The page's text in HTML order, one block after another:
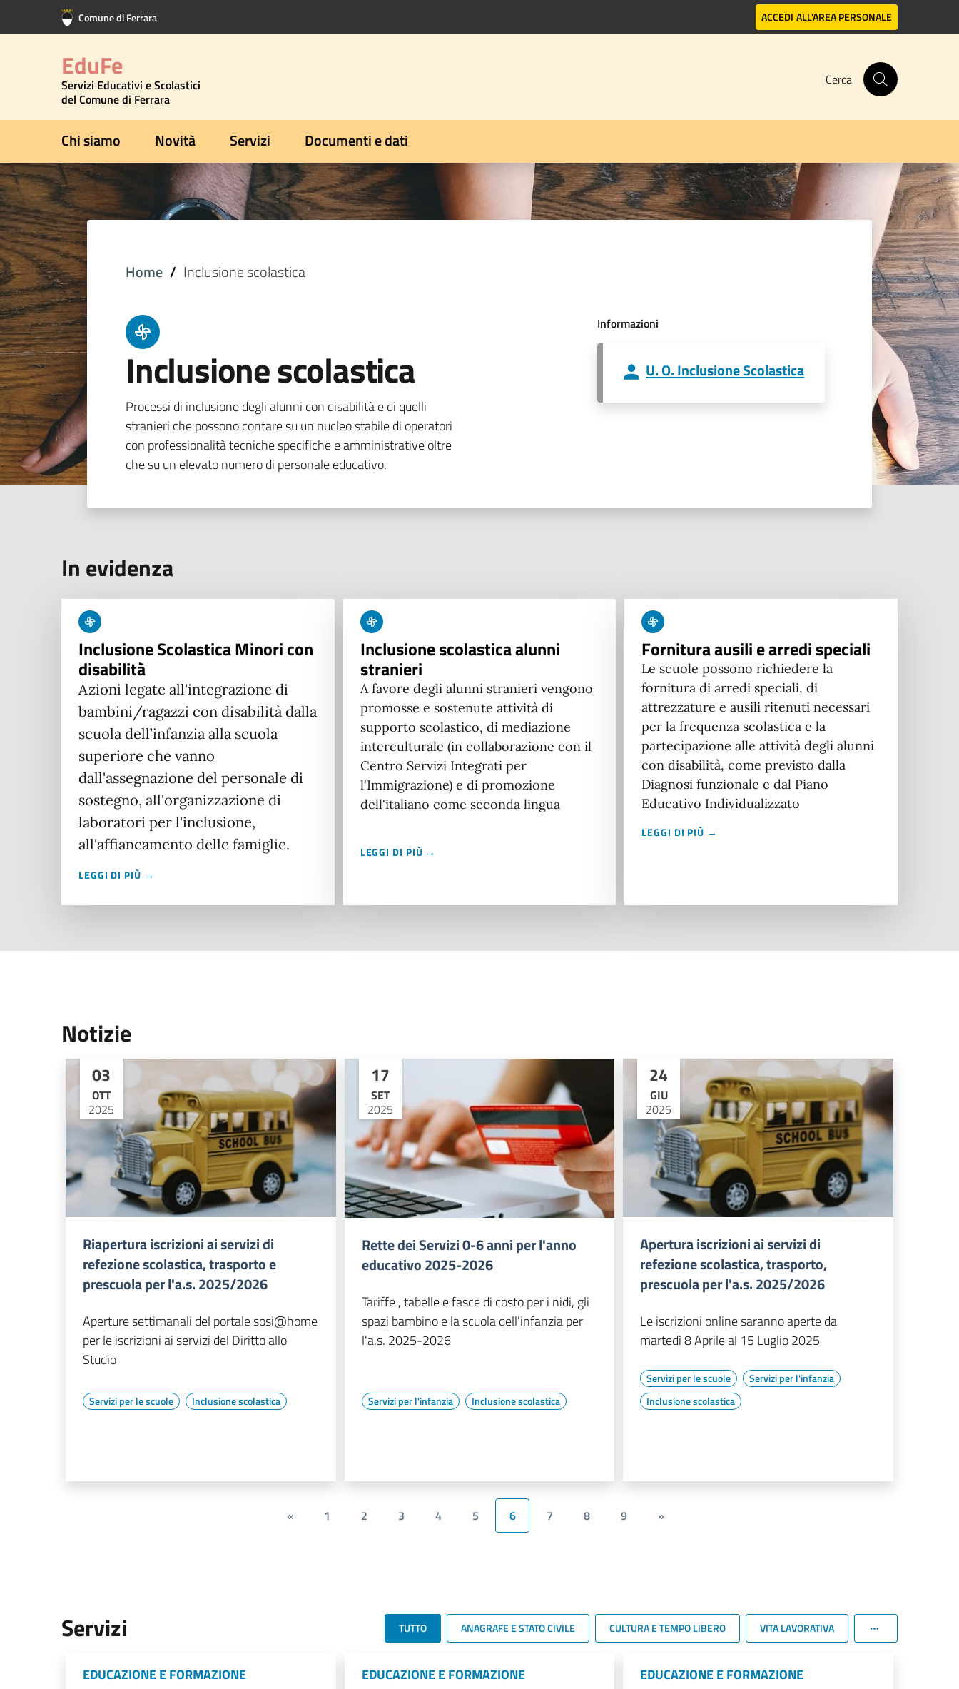
Vai al contenuto principale
Vai al footer Comune di Ferrara ACCEDI ALL'AREA PERSONALE
EduFe
Servizi Educativi e Scolastici
del Comune di Ferrara
Cerca
Chi siamo Novità Servizi Documenti e dati
Home Inclusione scolastica
Inclusione scolastica
Processi di inclusione degli alunni con disabilità e di quelli
stranieri che possono contare su un nucleo stabile di operatori
con professionalità tecniche specifiche e amministrative oltre
che su un elevato numero di personale educativo.
Informazioni
U. O. Inclusione Scolastica
In evidenza
Inclusione Scolastica Minori con
disabilità
Azioni legate all'integrazione di
bambini/ragazzi con disabilità dalla
scuola dell’infanzia alla scuola
superiore che vanno
dall'assegnazione del personale di
sostegno, all'organizzazione di
laboratori per l'inclusione,
all'affiancamento delle famiglie.
LEGGI DI PIÙ →
Inclusione scolastica alunni
stranieri
A favore degli alunni stranieri vengono
promosse e sostenute attività di
supporto scolastico, di mediazione
interculturale (in collaborazione con il
Centro Servizi Integrati per
l'Immigrazione) e di promozione
dell'italiano come seconda lingua
LEGGI DI PIÙ →
Fornitura ausili e arredi speciali
Le scuole possono richiedere la
fornitura di arredi speciali, di
attrezzature e ausili ritenuti necessari
per la frequenza scolastica e la
partecipazione alle attività degli alunni
con disabilità, come previsto dalla
Diagnosi funzionale e dal Piano
Educativo Individualizzato
LEGGI DI PIÙ →
Notizie
03
OTT
2025
Riapertura iscrizioni ai servizi di
refezione scolastica, trasporto e
prescuola per l'a.s. 2025/2026
Aperture settimanali del portale sosi@home
per le iscrizioni ai servizi del Diritto allo
Studio
Servizi per le scuole Inclusione scolastica
17
SET
2025
Rette dei Servizi 0-6 anni per l'anno
educativo 2025-2026
Tariffe , tabelle e fasce di costo per i nidi, gli
spazi bambino e la scuola dell'infanzia per
l'a.s. 2025-2026
Servizi per l'infanzia Inclusione scolastica
24
GIU
2025
Apertura iscrizioni ai servizi di
refezione scolastica, trasporto,
prescuola per l'a.s. 2025/2026
Le iscrizioni online saranno aperte da
martedì 8 Aprile al 15 Luglio 2025
Servizi per le scuole
Servizi per l'infanzia
Inclusione scolastica
« 1 2 3 4 5 6 7 8 9 »
Servizi TUTTO ANAGRAFE E STATO CIVILE CULTURA E TEMPO LIBERO VITA LAVORATIVA
EDUCAZIONE E FORMAZIONE EDUCAZIONE E FORMAZIONE EDUCAZIONE E FORMAZIONE